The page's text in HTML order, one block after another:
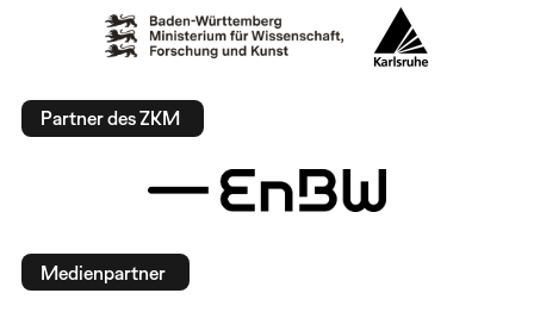
Partner des ZKM
Medienpartner